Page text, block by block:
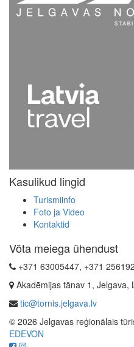
Kasulikud lingid
Turismiinfo
Foto ja Video
Kontaktid
Võta meiega ühendust
+371 63005447, +371
Akadēmijas tänav 1, Jelgava,
tic@tornis.jelgava.lv
© 2026 Jelgavas reģionālais
EDEVON